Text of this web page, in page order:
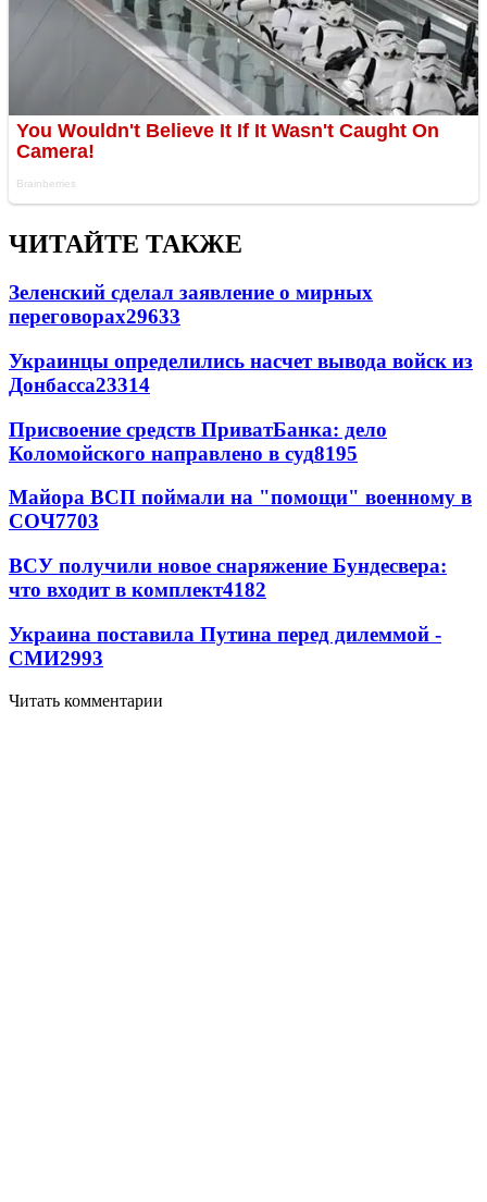
ЧИТАЙТЕ ТАКЖЕ
Зеленский сделал заявление о мирных
переговорах29633
Украинцы определились насчет вывода войск из
Донбасса23314
Присвоение средств ПриватБанка: дело
Коломойского направлено в суд8195
Майора ВСП поймали на "помощи" военному в
СОЧ7703
ВСУ получили новое снаряжение Бундесвера:
что входит в комплект4182
Украина поставила Путина перед дилеммой -
СМИ2993
Читать комментарии